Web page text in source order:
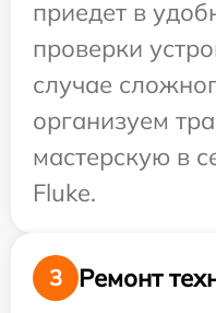
приедет в
проверки
случае
организуем
мастерскую в
Fluke.
3 Ремонт